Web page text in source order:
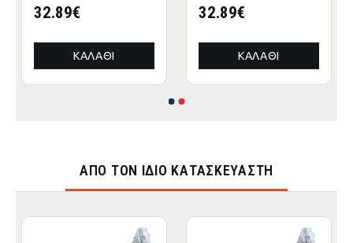
μαύρο 35εκ.
32.89€
ΚΑΛΆΘΙ
χρυσό 35εκ.
32.89€
ΚΑΛΆΘΙ
ΑΠΌ ΤΟΝ ΊΔΙΟ ΚΑΤΑΣΚΕΥΑΣΤΉ